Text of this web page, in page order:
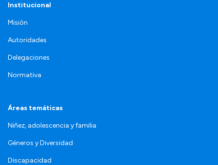
Institucional
Misión
Autoridades
Delegaciones
Normativa
Áreas temáticas
Niñez, adolescencia y familia
Géneros y Diversidad
Discapacidad